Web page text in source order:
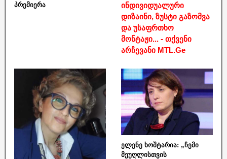
პრემიერა
ინდივიდუალური
დიზაინი, ზუსტი გაზომვა
და უსაფრთხო
მონტაჟი... - თქვენი
არჩევანი MTL.Ge
ელენე ხოშტარია: „ჩემი
მეუღლისთვის